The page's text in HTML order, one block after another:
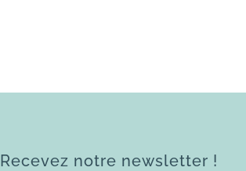
Recevez notre newsletter !